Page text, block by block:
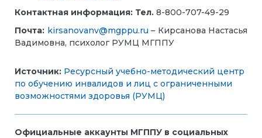
Контактная информация: Тел. 8-800-707-49-29
Почта: kirsanovanv@mgppu.ru – Кирсанова Настасья
Вадимовна, психолог РУМЦ МГППУ
Источник: Ресурсный учебно-методический центр
по обучению инвалидов и лиц с ограниченными
возможностями здоровья (РУМЦ)
Официальные аккаунты МГППУ в социальных